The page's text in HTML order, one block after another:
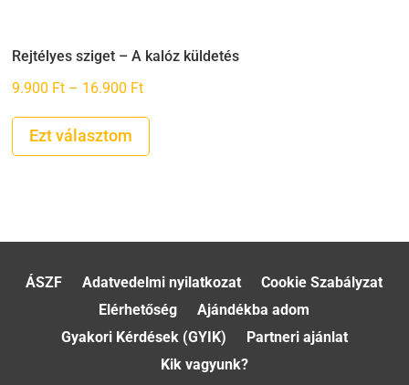
Rejtélyes sziget – A kalóz küldetés
9.900 Ft – 16.900 FtÁrtartomány:
16.900 Ft
Ezt választom
ÁSZF Adatvedelmi nyilatkozat
Cookie Szabályzat
Elérhetőség
Ajándékba adom
Gyakori Kérdések (GYIK)
Partneri ajánlat
Kik vagyunk?